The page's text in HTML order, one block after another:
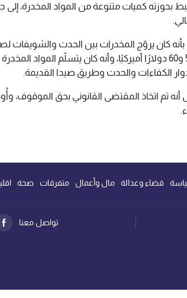
بحوزته كميات متنوعة من المواد المخدرة، إلى
بأنه كان يروّج المخدرات بين الحدت والشويفات
أجر يومي يتراوح بين 50 و60 دولارًا أميركيًا، وأنه كان
الكفاءات والحدت وطريق صيدا القديمة.
أنه تم اتخاذ المقتضى القانوني بحق الموقوف،
قضاء وعدالة مال وأعمال متفرقات صحة
تواصل معنا